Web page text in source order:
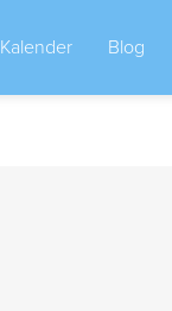
Kalender Blog